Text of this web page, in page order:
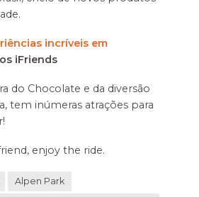
incríveis em
iFriends
do Chocolate e da diversão
tem inúmeras atrações para
enjoy the ride.
Alpen Park